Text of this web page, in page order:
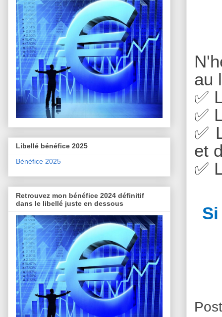
au
✅
✅
✅
et
✅
Libellé bénéfice 2025
Bénéfice 2025
Retrouvez mon bénéfice 2024 définitif
dans le libellé juste en dessous